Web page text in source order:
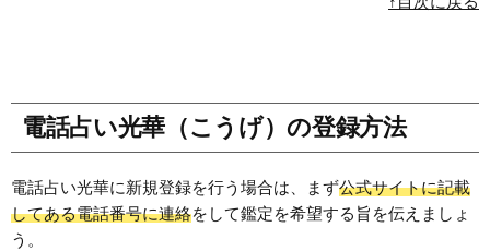
電話占い光華（こうげ）の登録方法
電話占い光華に新規登録を行う場合は、まず公式サイトに記載
してある電話番号に連絡をして鑑定を希望する旨を伝えましょ
う。